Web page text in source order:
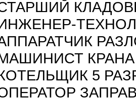
КРАНА
5